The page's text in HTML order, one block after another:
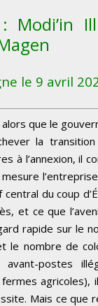
: Modi’in
le 9 avril
que le
la transition
à l’annexion, il
central du coup
et ce que
rapide sur le
le nombre de
avant-postes
agricoles),
Mais ce que